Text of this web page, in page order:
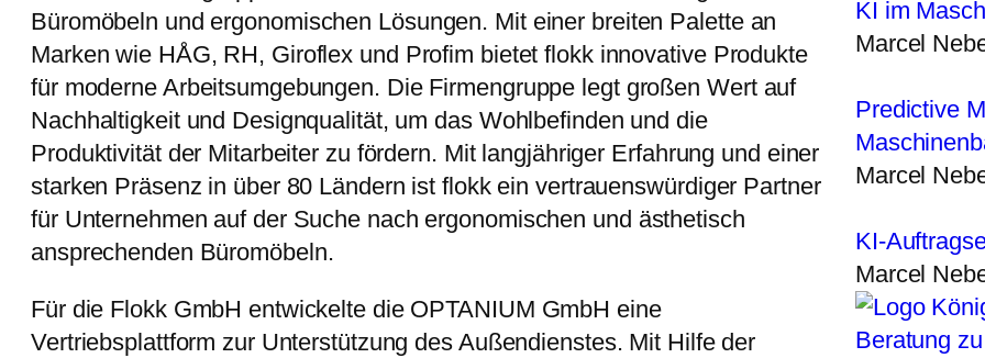
Büromöbeln und ergonomischen Lösungen. Mit einer breiten Palette an
Marken wie HÅG, RH, Giroflex und Profim bietet flokk innovative Produkte
für moderne Arbeitsumgebungen. Die Firmengruppe legt großen Wert auf
Nachhaltigkeit und Designqualität, um das Wohlbefinden und die
Produktivität der Mitarbeiter zu fördern. Mit langjähriger Erfahrung und einer
starken Präsenz in über 80 Ländern ist flokk ein vertrauenswürdiger Partner
für Unternehmen auf der Suche nach ergonomischen und ästhetisch
ansprechenden Büromöbeln.
Für die Flokk GmbH entwickelte die OPTANIUM GmbH eine
Vertriebsplattform zur Unterstützung des Außendienstes. Mit Hilfe der
KI im
Marcel
Predictive
Marcel
KI-
Marcel
Beratung